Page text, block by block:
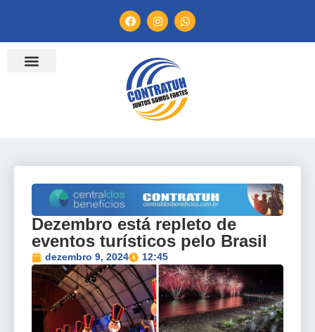
Dezembro está repleto de
eventos turísticos pelo Brasil
dezembro 9, 2024 12:45